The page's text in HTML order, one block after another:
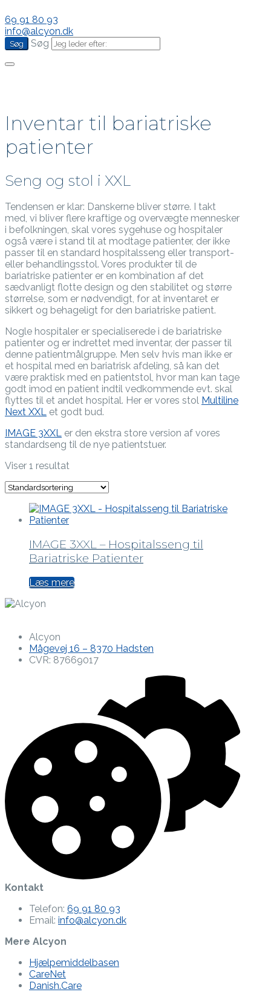
69 91 80 93
info@alcyon.dk
Søg
Inventar til bariatriske
patienter
Seng og stol i XXL
Tendensen er klar: Danskerne bliver større. I takt
med, vi bliver flere kraftige og overvægte mennesker
i befolkningen, skal vores sygehuse og hospitaler
også være i stand til at modtage patienter, der ikke
passer til en standard hospitalsseng eller transport-
eller behandlingsstol. Vores produkter til de
bariatriske patienter er en kombination af det
sædvanligt flotte design og den stabilitet og større
størrelse, som er nødvendigt, for at inventaret er
sikkert og behageligt for den bariatriske patient.
Nogle hospitaler er specialiserede i de bariatriske
patienter og er indrettet med inventar, der passer til
denne patientmålgruppe. Men selv hvis man ikke er
et hospital med en bariatrisk afdeling, så kan det
være praktisk med en patientstol, hvor man kan tage
godt imod en patient indtil vedkommende evt. skal
flyttes til et andet hospital. Her er vores stol Multiline
Next XXL et godt bud.
IMAGE 3XXL er den ekstra store version af vores
standardseng til de nye patientstuer.
Viser 1 resultat
IMAGE 3XXL – Hospitalsseng til
Bariatriske Patienter
Læs mere
Alcyon
Mågevej 16 – 8370 Hadsten
CVR: 87669017
Kontakt
Telefon: 69 91 80 93
Email: info@alcyon.dk
Mere Alcyon
Hjælpemiddelbasen
CareNet
Danish.Care